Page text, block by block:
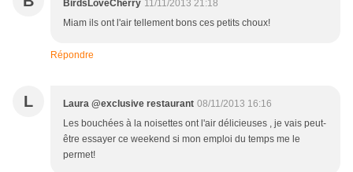
BirdsLoveCherry 11/11/2013 21:18
Miam ils ont l'air tellement bons ces petits choux!
Répondre
L Laura @exclusive restaurant 08/11/2013 16:16
Les bouchées à la noisettes ont l'air délicieuses , je vais peut-
être essayer ce weekend si mon emploi du temps me le
permet!